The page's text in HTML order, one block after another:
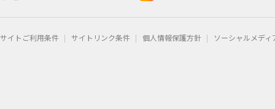
サイトご利用条件 サイトリンク条件 個人情報保護方針 ソーシャルメデ